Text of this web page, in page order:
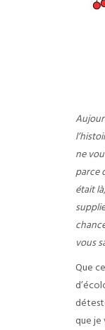
ne
parce
était
vous
Que
que je